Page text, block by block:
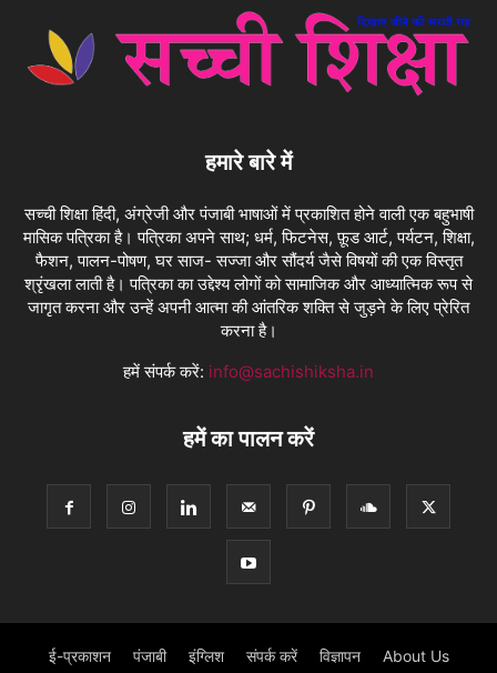
हमारे बारे में
सच्ची शिक्षा हिंदी, अंग्रेजी और पंजाबी भाषाओं में प्रकाशित होने वाली एक बहुभाषी
मासिक पत्रिका है। पत्रिका अपने साथ; धर्म, फिटनेस, फ़ूड आर्ट, पर्यटन, शिक्षा,
फैशन, पालन-पोषण, घर साज- सज्जा और सौंदर्य जैसे विषयों की एक विस्तृत
श्रृंखला लाती है। पत्रिका का उद्देश्य लोगों को सामाजिक और आध्यात्मिक रूप से
जागृत करना और उन्हें अपनी आत्मा की आंतरिक शक्ति से जुड़ने के लिए प्रेरित
करना है।
हमें संपर्क करें: info@sachishiksha.in
हमें का पालन करें
ई-प्रकाशन पंजाबी इंग्लिश संपर्क करें विज्ञापन About Us